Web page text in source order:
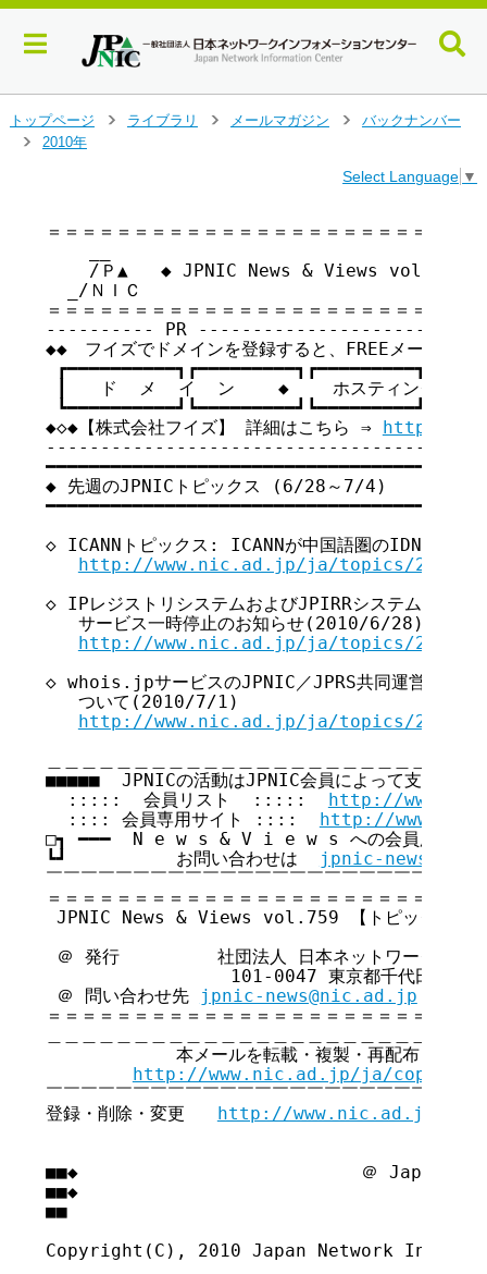
トップページ
ライブラリ
メールマガジン
バックナンバー
2010年
Select Language ▼
＝＝＝＝＝＝＝＝＝＝＝＝＝＝＝＝＝＝＝＝＝＝＝＝
/Ｐ▲   ◆ JPNIC News & Views vol.759【
  _/ＮＩＣ
＝＝＝＝＝＝＝＝＝＝＝＝＝＝＝＝＝＝＝＝＝＝＝＝
---------- PR
◆◆　フイズでドメインを登録すると、FREEメールを
┏━━━━━━━━━━┓┏━━━━━━━━━┓┏━━━━━━━━━┓
┃   ド  メ  イ  ン    ◆    ホスティング
┗━━━━━━━━━━┛┗━━━━━━━━━┛┗━━━━━━━━━┛
◆◇◆【株式会社フイズ】 詳細はこちら ⇒ http://
━━━━━━━━━━━━━━━━━━━━━━━━━━━━━━━━━━━
◆ 先週のJPNICトピックス (6/28～7/4)
━━━━━━━━━━━━━━━━━━━━━━━━━━━━━━━━━━━
◇ ICANNトピックス: ICANNが中国語圏のIDN
http://www.nic.ad.jp/ja/topics/2010/
◇ IPレジストリシステムおよびJPIRRシステム7月の
   サービス一時停止のお知らせ(2010/6/28)
http://www.nic.ad.jp/ja/topics/2010/
◇ whois.jpサービスのJPNIC／JPRS共同運営および
   ついて(2010/7/1)
http://www.nic.ad.jp/ja/topics/2010/
■■■■■  JPNICの活動はJPNIC会員によって支えら
  :::::  会員リスト  :::::
http://
  :::: 会員専用サイト ::::
http://
□┓ ━━━  N e w s & V i e w s への会員広告無料
┗┛          お問い合わせは
jpnic-
￣￣￣￣￣￣￣￣￣￣￣￣￣￣￣￣￣￣￣￣￣￣￣￣
＝＝＝＝＝＝＝＝＝＝＝＝＝＝＝＝＝＝＝＝＝＝＝＝
JPNIC News & Views vol.759 【トピックス号
＠ 発行         社団法人 日本ネットワークインフ
101-0047 東京都千代田区内神
＠ 問い合わせ先
jpnic-news@nic.ad.jp
＝＝＝＝＝＝＝＝＝＝＝＝＝＝＝＝＝＝＝＝＝＝＝＝
本メールを転載・複製・再配布・引用
http://www.nic.ad.jp/ja/
￣￣￣￣￣￣￣￣￣￣￣￣￣￣￣￣￣￣￣￣￣￣￣￣
登録・削除・変更 http://www.nic.ad.jp/ja/
■■◆                          ＠ Japan
■■◆
■■
Copyright(C), 2010 Japan Network